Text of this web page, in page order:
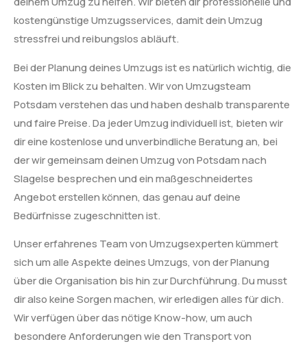
kostengünstige Umzugsservices, damit dein Umzug
stressfrei und reibungslos abläuft.
Bei der Planung deines Umzugs ist es natürlich wichtig, die
Kosten im Blick zu behalten. Wir von Umzugsteam
Potsdam verstehen das und haben deshalb transparente
und faire Preise. Da jeder Umzug individuell ist, bieten wir
dir eine kostenlose und unverbindliche Beratung an, bei
der wir gemeinsam deinen Umzug von Potsdam nach
Slagelse besprechen und ein maßgeschneidertes
Angebot erstellen können, das genau auf deine
Bedürfnisse zugeschnitten ist.
Unser erfahrenes Team von Umzugsexperten kümmert
sich um alle Aspekte deines Umzugs, von der Planung
über die Organisation bis hin zur Durchführung. Du musst
dir also keine Sorgen machen, wir erledigen alles für dich.
Wir verfügen über das nötige Know-how, um auch
besondere Anforderungen wie den Transport von